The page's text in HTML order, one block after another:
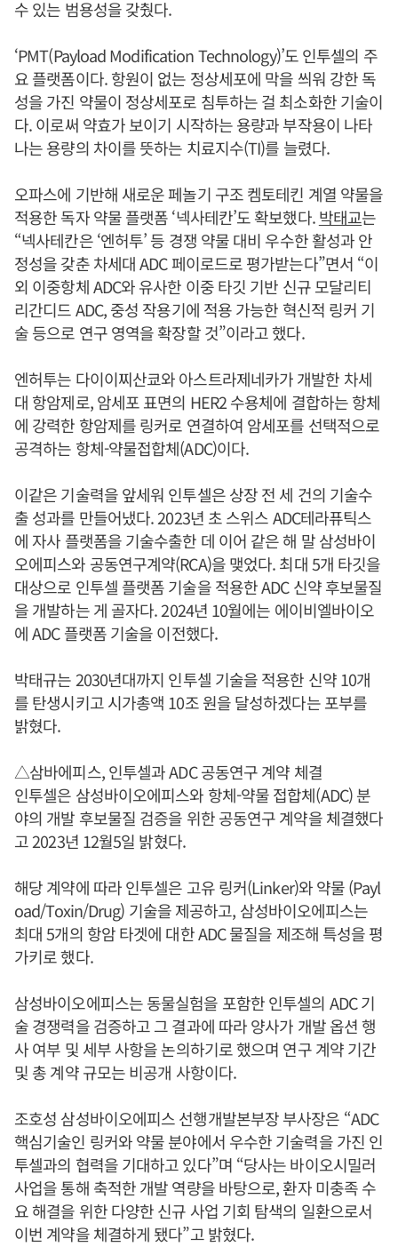
수 있는 범용성을 갖췄다.
‘PMT(Payload Modification Technology)’도 인투셀의 주
요 플랫폼이다. 항원이 없는 정상세포에 막을 씌워 강한 독
성을 가진 약물이 정상세포로 침투하는 걸 최소화한 기술이
다. 이로써 약효가 보이기 시작하는 용량과 부작용이 나타
나는 용량의 차이를 뜻하는 치료지수(TI)를 늘렸다.
오파스에 기반해 새로운 페놀기 구조 켐토테킨 계열 약물을
적용한 독자 약물 플랫폼 ‘넥사테칸’도 확보했다.박태교는
“넥사테칸은 ‘엔허투’ 등 경쟁 약물 대비 우수한 활성과 안
정성을 갖춘 차세대 ADC 페이로드로 평가받는다”면서 “이
외 이중항체 ADC와 유사한 이중 타깃 기반 신규 모달리티
리간디드 ADC, 중성 작용기에 적용 가능한 혁신적 링커 기
술 등으로 연구 영역을 확장할 것”이라고 했다.
엔허투는 다이이찌산쿄와 아스트라제네카가 개발한 차세
대 항암제로, 암세포 표면의 HER2 수용체에 결합하는 항체
에 강력한 항암제를 링커로 연결하여 암세포를 선택적으로
공격하는 항체-약물접합체(ADC)이다.
이같은 기술력을 앞세워 인투셀은 상장 전 세 건의 기술수
출 성과를 만들어냈다. 2023년 초 스위스 ADC테라퓨틱스
에 자사 플랫폼을 기술수출한 데 이어 같은 해 말 삼성바이
오에피스와 공동연구계약(RCA)을 맺었다. 최대 5개 타깃을
대상으로 인투셀 플랫폼 기술을 적용한 ADC 신약 후보물질
을 개발하는 게 골자다. 2024년 10월에는 에이비엘바이오
에 ADC 플랫폼 기술을 이전했다.
박태규는 2030년대까지 인투셀 기술을 적용한 신약 10개
를 탄생시키고 시가총액 10조 원을 달성하겠다는 포부를
밝혔다.
△삼바에피스, 인투셀과 ADC 공동연구 계약 체결
인투셀은 삼성바이오에피스와 항체-약물 접합체(ADC) 분
야의 개발 후보물질 검증을 위한 공동연구 계약을 체결했다
고 2023년 12월5일 밝혔다.
해당 계약에 따라 인투셀은 고유 링커(Linker)와 약물 (Payl
oad/Toxin/Drug) 기술을 제공하고, 삼성바이오에피스는
최대 5개의 항암 타겟에 대한 ADC 물질을 제조해 특성을 평
가키로 했다.
삼성바이오에피스는 동물실험을 포함한 인투셀의 ADC 기
술 경쟁력을 검증하고 그 결과에 따라 양사가 개발 옵션 행
사 여부 및 세부 사항을 논의하기로 했으며 연구 계약 기간
및 총 계약 규모는 비공개 사항이다.
조호성 삼성바이오에피스 선행개발본부장 부사장은 “ADC
핵심기술인 링커와 약물 분야에서 우수한 기술력을 가진 인
투셀과의 협력을 기대하고 있다”며 “당사는 바이오시밀러
사업을 통해 축적한 개발 역량을 바탕으로, 환자 미충족 수
요 해결을 위한 다양한 신규 사업 기회 탐색의 일환으로서
이번 계약을 체결하게 됐다”고 밝혔다.